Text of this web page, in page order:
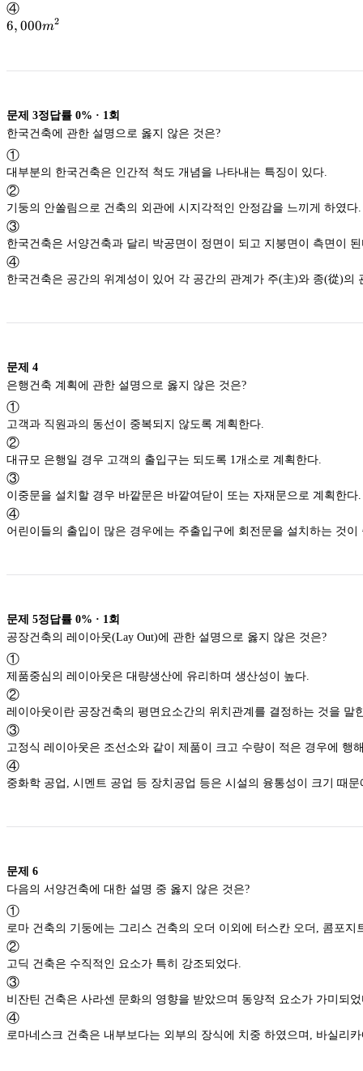
④
6,000m^2
6, 000m2
문제 3정답률 0% · 1 회
한국건축에 관한 설명으로 옳지 않은 것은?
①
대부분의 한국건축은 인간적 척도 개념을 나타내는 특징이 있다.
②
기둥의 안쏠림으로 건축의 외관에 시지각적인 안정감을 느끼게 하였다.
③
한국건축은 서양건축과 달리 박공면이 정면이 되고 지붕면이 측
④
한국건축은 공간의 위계성이 있어 각 공간의 관
문제 4
은행건축 계획에 관한 설명으로 옳지 않은 것은?
①
고객과 직원과의 동선이 중복되지 않도록 계획한다.
②
대규모 은행일 경우 고객의 출입구는 되도록 1개소로 계획한다.
③
이중문을 설치할 경우 바깥문은 바깥여닫이 또는 자재문으로 계획한다.
④
어린이들의 출입이 많은 경우에는 주출입구에 회전문을 설치
문제 5정답률 0% · 1 회
공장건축의 레이아웃(Lay Out)에 관한 설명으로 옳지 않은 것은?
①
제품중심의 레이아웃은 대량생산에 유리하며 생산성이 높다.
②
레이아웃이란 공장건축의 평면요소간의 위치관계를 결정하
③
고정식 레이아웃은 조선소와 같이 제품이 크고 수량이 적은
④
문제 6
다음의 서양건축에 대한 설명 중 옳지 않은 것은?
①
로마 건축의 기둥에는 그리스 건축의 오더
②
고딕 건축은 수직적인 요소가 특히 강조되었다.
③
비잔틴 건축은 사라센 문화의 영향을 받았으며 동양적 요소가 가
④
로마네스크 건축은 내부보다는 외부의